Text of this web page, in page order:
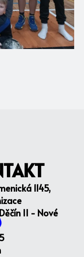
1145,
II - Nové